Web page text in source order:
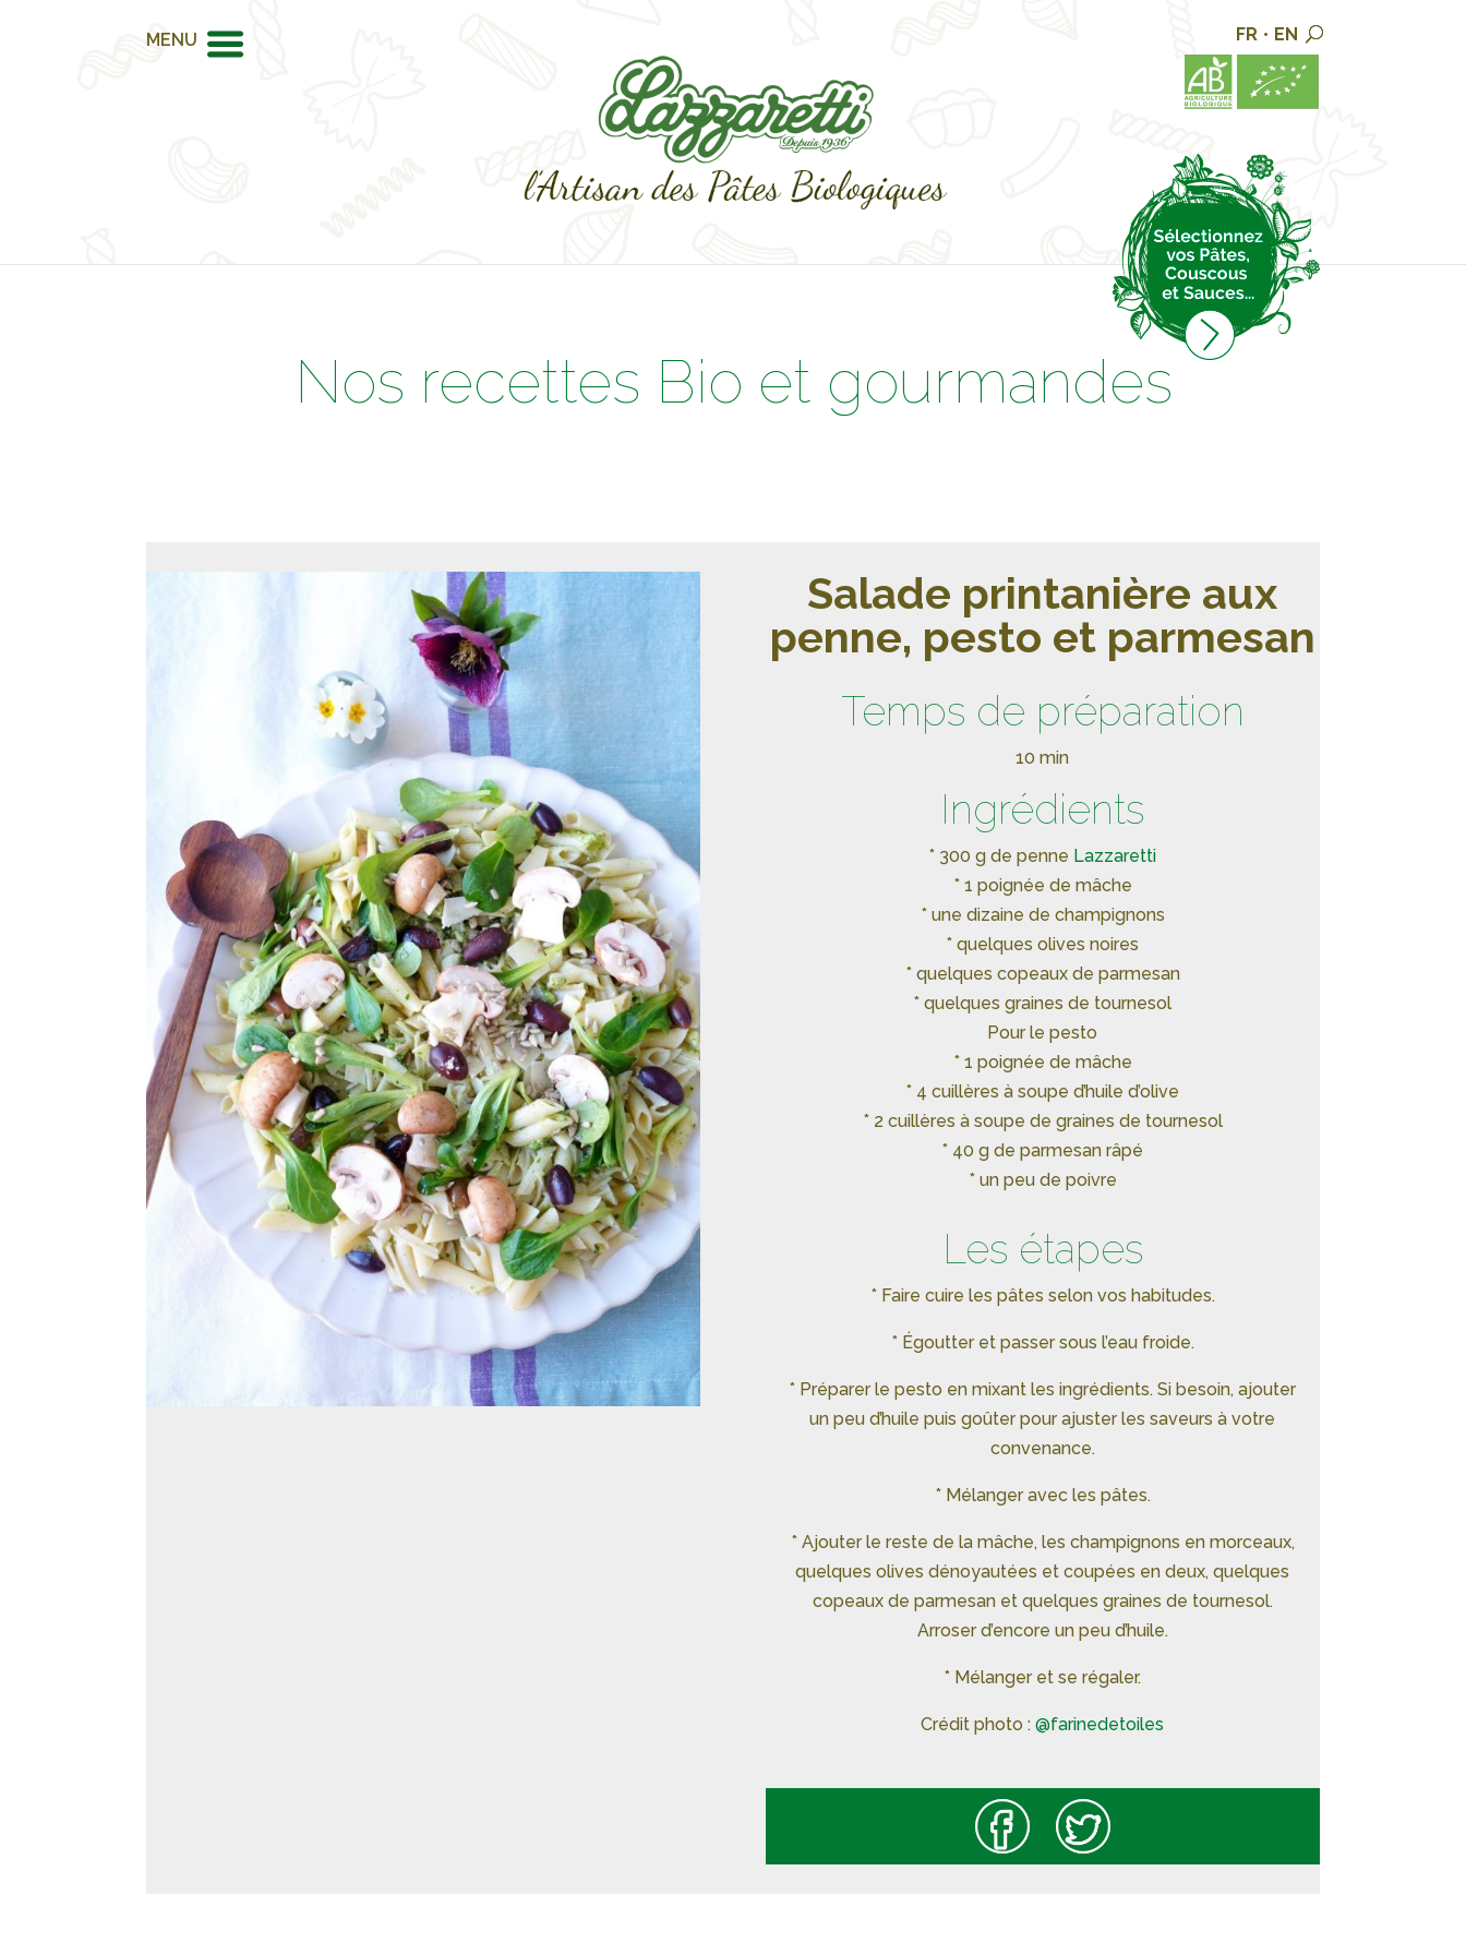
MENU FR • EN
Nos recettes Bio et gourmandes
Salade printanière aux
penne, pesto et parmesan
Temps de préparation
10 min
Ingrédients
* 300 g de penne Lazzaretti
* 1 poignée de mâche
* une dizaine de champignons
* quelques olives noires
* quelques copeaux de parmesan
* quelques graines de tournesol
Pour le pesto
* 1 poignée de mâche
* 4 cuillères à soupe d’huile d’olive
* 2 cuillères à soupe de graines de tournesol
* 40 g de parmesan râpé
* un peu de poivre
Les étapes
* Faire cuire les pâtes selon vos habitudes.
* Égoutter et passer sous l’eau froide.
* Préparer le pesto en mixant les ingrédients. Si besoin, ajouter
un peu d’huile puis goûter pour ajuster les saveurs à votre
convenance.
* Mélanger avec les pâtes.
* Ajouter le reste de la mâche, les champignons en morceaux,
quelques olives dénoyautées et coupées en deux, quelques
copeaux de parmesan et quelques graines de tournesol.
Arroser d’encore un peu d’huile.
* Mélanger et se régaler.
Crédit photo :@farinedetoiles